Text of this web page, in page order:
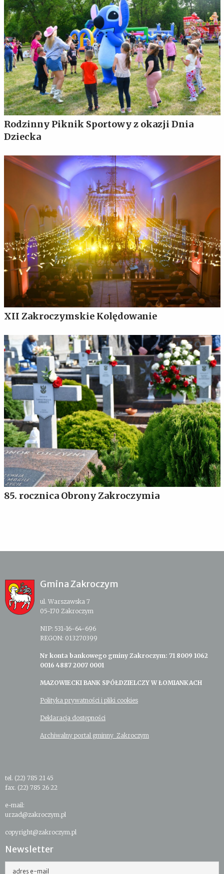
Rodzinny Piknik Sportowy z okazji Dnia
Dziecka
XII Zakroczymskie Kolędowanie
85. rocznica Obrony Zakroczymia
Gmina Zakroczym
ul. Warszawska 7
05-170 Zakroczym
NIP: 531-16-64-696
REGON: 013270399
Nr konta bankowego gminy Zakroczym: 71 8009 1062
0016 4887 2007 0001
MAZOWIECKI BANK SPÓŁDZIELCZY W ŁOMIANKACH
Polityka prywatności i pliki cookies
Deklaracja dostępności
Archiwalny portal gminny Zakroczym
tel. (22) 785 21 45
fax. (22) 785 26 22
e-mail:
urzad@zakroczym.pl
copyright@zakroczym.pl
Newsletter
adres e-mail